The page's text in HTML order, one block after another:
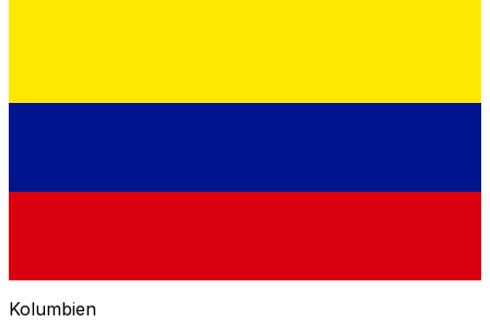
Kolumbien